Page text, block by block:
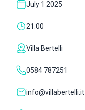
VILLA BERTELLI
LIVE WEBCAM
July 1 2025
21:00
Villa Bertelli
0584 787251
info@villabertelli.it